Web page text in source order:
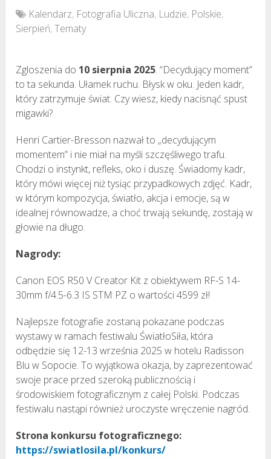
Kalendarz, Fotografia Uliczna, Ludzie, Polskie,
Sierpień,Tematy
Zgloszenia do 10 sierpnia 2025. “Decydujący moment”
to ta sekunda. Ułamek ruchu. Błysk w oku. Jeden kadr,
który zatrzymuje świat. Czy wiesz, kiedy nacisnąć spust
migawki?
Henri Cartier-Bresson nazwał to „decydującym
momentem” i nie miał na myśli szczęśliwego trafu.
Chodzi o instynkt, refleks, oko i duszę. Świadomy kadr,
który mówi więcej niż tysiąc przypadkowych zdjęć. Kadr,
w którym kompozycja, światło, akcja i emocje, są w
idealnej równowadze, a choć trwają sekundę, zostają w
głowie na długo.
Nagrody:
Canon EOS R50 V Creator Kit z obiektywem RF-S 14-
30mm f/4.5-6.3 IS STM PZ o wartości 4599 zł!
Najlepsze fotografie zostaną pokazane podczas
wystawy w ramach festiwalu ŚwiatłoSiła, która
odbędzie się 12-13 września 2025 w hotelu Radisson
Blu w Sopocie. To wyjątkowa okazja, by zaprezentować
swoje prace przed szeroką publicznością i
środowiskiem fotograficznym z całej Polski. Podczas
festiwalu nastąpi również uroczyste wręczenie nagród.
Strona konkursu fotograficznego:
https://swiatlosila.pl/konkurs/